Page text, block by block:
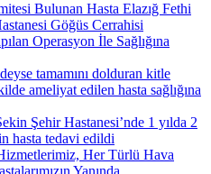
Bulunan Hasta Elazığ Fethi
Göğüs Cerrahisi
Operasyon İle Sağlığına
tamamını dolduran kitle
ameliyat edilen hasta sağlığına
Şehir Hastanesi’nde 1 yılda 2
hasta tedavi edildi
Her Türlü Hava
Yanında